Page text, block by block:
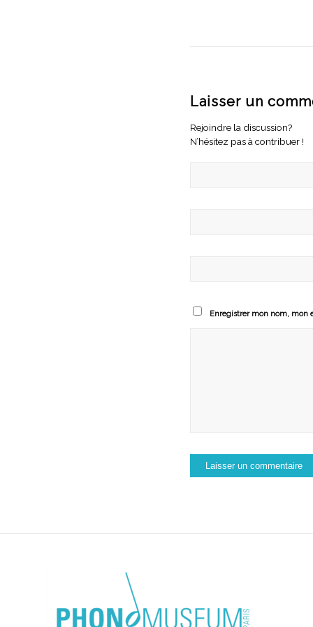
Laisser un
Rejoindre la discussion?
N’hésitez pas à contribuer !
Enregistrer mon nom, mon